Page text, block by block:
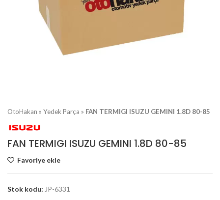
OtoHakan » Yedek Parça » FAN TERMIGI ISUZU GEMINI 1.8D 80-85
FAN TERMIGI ISUZU GEMINI 1.8D 80-85
Favoriye ekle
Stok kodu: JP-6331